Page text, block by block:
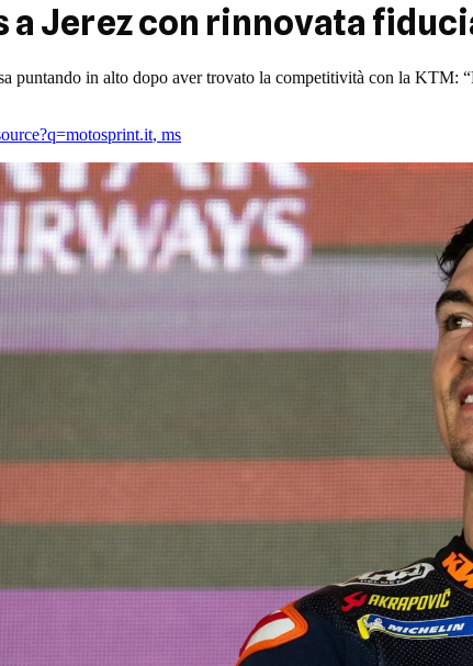
a Jerez con rinnovata
puntando in alto dopo aver trovato la competitività con la KTM:
, ms